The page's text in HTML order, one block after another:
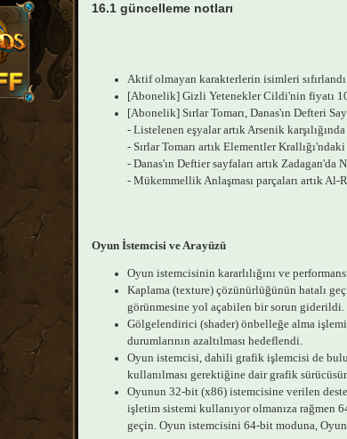
16.1 güncelleme notları
Aktif olmayan karakterlerin isimleri
[Abonelik] Gizli Yetenekler Cildi'nin fiyatı
[Abonelik] Sırlar Tomarı, Danas'ın Defteri
- Listelenen eşyalar artık Arsenik karşılığında
- Sırlar Tomarı artık Elementler
- Danas'ın Deftier sayfaları artık Zadagan'da
- Mükemmellik Anlaşması parçaları artık Al-
Oyun İstemcisi ve Arayüzü
Oyun istemcisinin kararlılığını ve
Kaplama (texture) çözünürlüğünün hatalı
görünmesine yol açabilen bir sorun giderildi.
Gölgelendirici (shader) önbelleğe alma
durumlarının azaltılması hedeflendi.
Oyun istemcisi, dahili grafik işlemcisi de
kullanılması gerektiğine dair grafik
Oyunun 32-bit (x86) istemcisine verilen
işletim sistemi kullanıyor olmanıza rağmen
geçin. Oyun istemcisini 64-bit moduna,